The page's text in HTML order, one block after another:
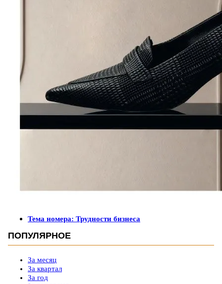
Тема номера: Трудности бизнеса
ПОПУЛЯРНОЕ
За месяц
За квартал
За год